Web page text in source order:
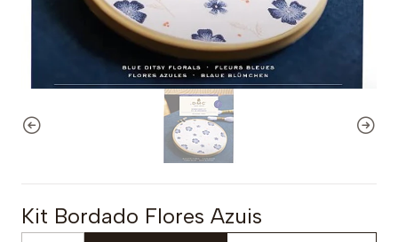
Kit Bordado Flores Azuis